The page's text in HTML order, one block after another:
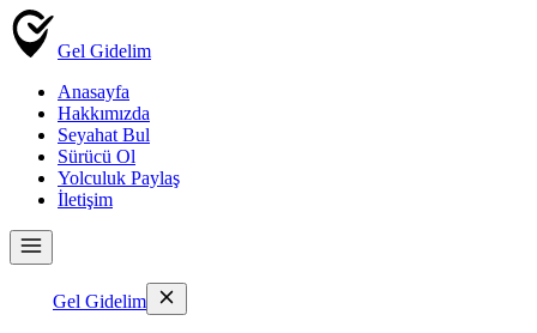
Gel Gidelim
Anasayfa
Hakkımızda
Seyahat Bul
Sürücü Ol
Yolculuk Paylaş
İletişim
Gel Gidelim